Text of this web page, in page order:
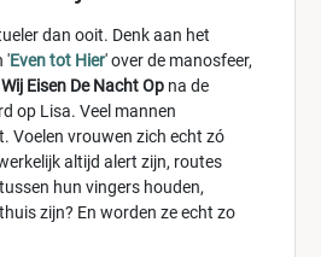
dan ooit. Denk aan het
'Even tot Hier' over de manosfeer,
Wij Eisen De Nacht Op na de
op Lisa. Veel mannen
Voelen vrouwen zich echt zó
altijd alert zijn, routes
hun vingers houden,
zijn? En worden ze echt zo